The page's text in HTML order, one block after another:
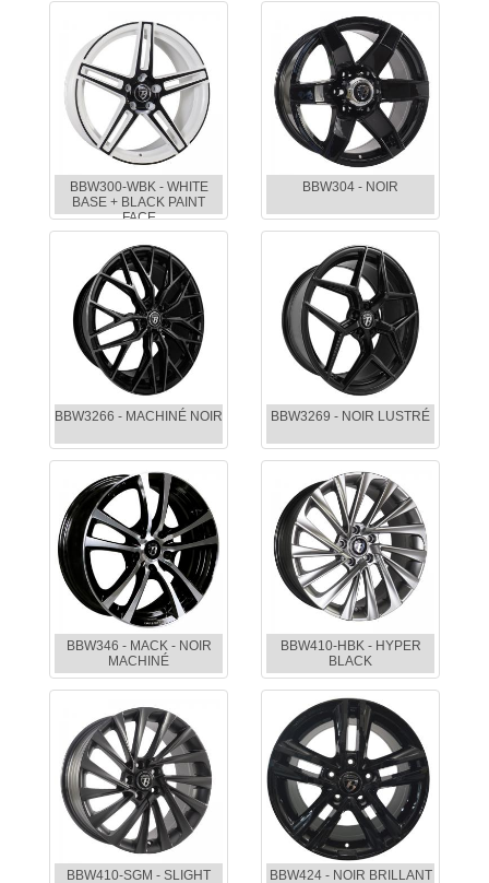
BBW300-WBK - WHITE
BASE + BLACK PAINT
FACE
BBW304 - NOIR
BBW3266 - MACHINÉ NOIR BBW3269 - NOIR LUSTRÉ
BBW346 - MACK - NOIR
MACHINÉ
BBW410-HBK - HYPER
BLACK
BBW410-SGM - SLIGHT
BBW424 - NOIR BRILLANT